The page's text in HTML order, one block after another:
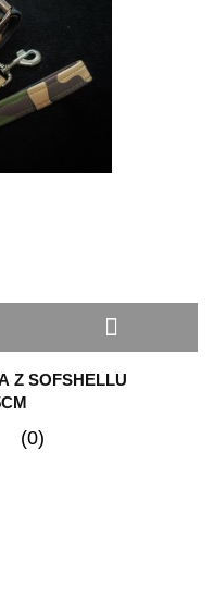
Z SOFSHELLU
(0)